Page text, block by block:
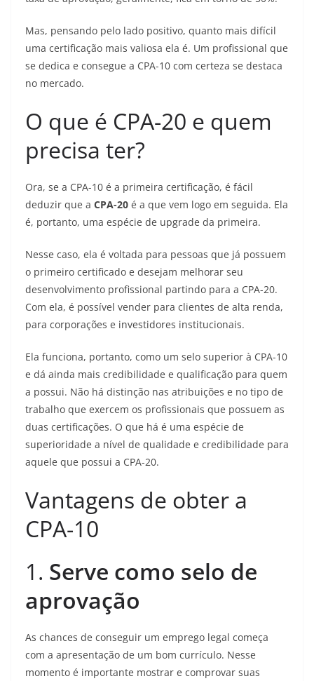
Mas, pensando pelo lado positivo, quanto mais difícil
uma certificação mais valiosa ela é. Um profissional que
se dedica e consegue a CPA-10 com certeza se destaca
no mercado.
O que é CPA-20 e quem
precisa ter?
Ora, se a CPA-10 é a primeira certificação, é fácil
deduzir que a CPA-20 é a que vem logo em seguida. Ela
é, portanto, uma espécie de upgrade da primeira.
Nesse caso, ela é voltada para pessoas que já possuem
o primeiro certificado e desejam melhorar seu
desenvolvimento profissional partindo para a CPA-20.
Com ela, é possível vender para clientes de alta renda,
para corporações e investidores institucionais.
Ela funciona, portanto, como um selo superior à CPA-10
e dá ainda mais credibilidade e qualificação para quem
a possui. Não há distinção nas atribuições e no tipo de
trabalho que exercem os profissionais que possuem as
duas certificações. O que há é uma espécie de
superioridade a nível de qualidade e credibilidade para
aquele que possui a CPA-20.
Vantagens de obter a
CPA-10
1. Serve como selo de
aprovação
As chances de conseguir um emprego legal começa
com a apresentação de um bom currículo. Nesse
momento é importante mostrar e comprovar suas